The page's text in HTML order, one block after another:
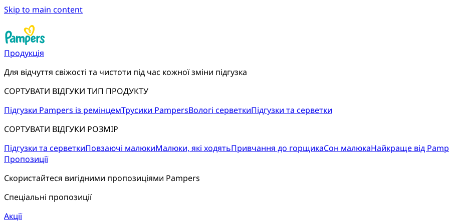
Skip to main content
Продукція
Для відчуття свіжості та чистоти під час кожної зміни підгузка
СОРТУВАТИ ВІДГУКИ ТИП ПРОДУКТУ
Підгузки Pampers із ремінцемТрусики PampersВологі серветкиПідгузки та серветки
СОРТУВАТИ ВІДГУКИ РОЗМІР
Підгузки та серветкиПовзаючі малюкиМалюки, які ходятьПривчання до горщикаСон малюкаНайкраще від
Пропозиції
Скористайтеся вигідними пропозиціями Pampers
Спеціальні пропозиції
Акції